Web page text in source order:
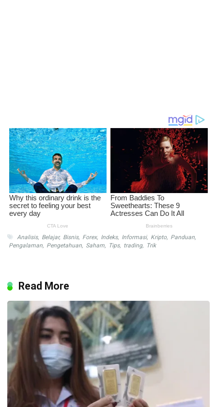
Analisis, Belajar, Bisnis, Forex, Indeks, Informasi, Kripto, Panduan,
Pengalaman, Pengetahuan, Saham, Tips, trading, Trik
Read More